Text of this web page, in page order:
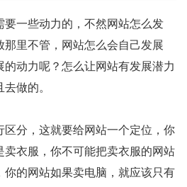
要一些动力的，不然网站怎么发
那里不管，网站怎么会自己发展
动力呢？怎么让网站有发展潜力
做的。
区分，这就要给网站一个定位，你
卖衣服，你不可能把卖衣服的网站
的网站如果卖电脑，就应该只有